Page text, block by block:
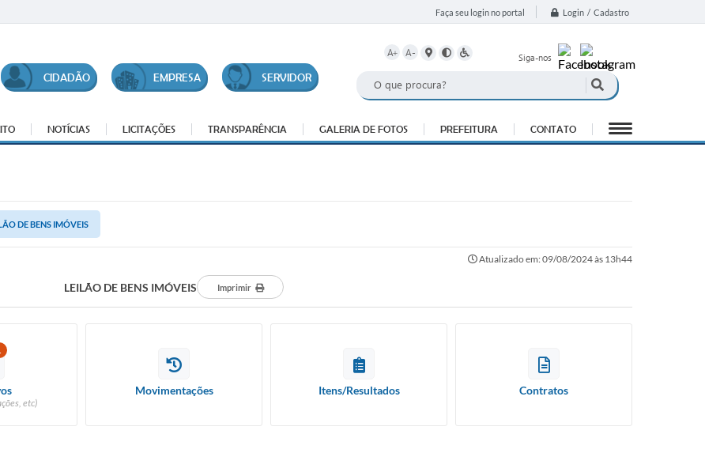
Faça seu login no portal Login / Cadastro
CIDADÃO EMPRESA SERVIDOR
A+ A- Siga-nos
NOTÍCIAS LICITAÇÕES TRANSPARÊNCIA GALERIA DE FOTOS PREFEITURA CONTATO
DE BENS IMÓVEIS
Atualizado em: 09/08/2024 às 13h44
LEILÃO DE BENS IMÓVEIS Imprimir
etc)
Movimentações Itens/Resultados Contratos